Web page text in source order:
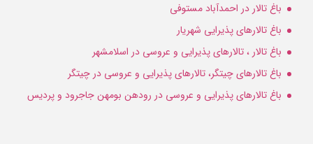
باغ تالار در احمدآباد مستوفی
باغ تالارهای پذیرایی شهریار
باغ تالار ، تالارهای پذیرایی و عروسی در اسلامشهر
باغ تالارهای چیتگر، تالارهای پذیرایی و عروسی در چیتگر
باغ تالارهای پذیرایی و عروسی در رودهن بومهن جاجرود و پردیس